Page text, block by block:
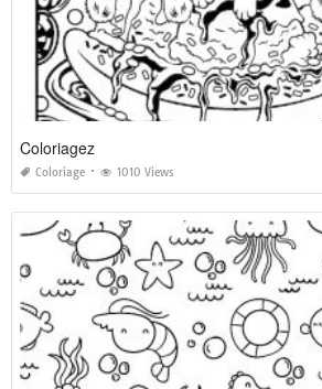
Coloriagez
Coloriage 1010 Views